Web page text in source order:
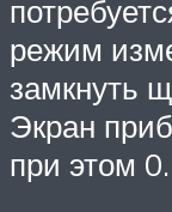
режим
замкнуть
Экран
при этом 0.